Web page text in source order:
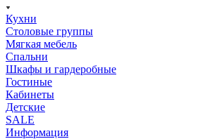
Кухни
Столовые группы
Мягкая мебель
Спальни
Шкафы и гардеробные
Гостиные
Кабинеты
Детские
SALE
Информация